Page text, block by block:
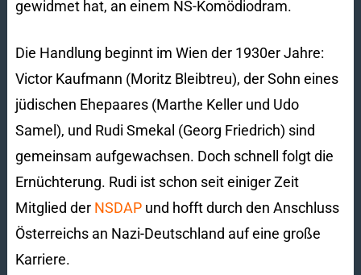
gewidmet hat, an einem NS-Komödiodram.
Die Handlung beginnt im Wien der 1930er Jahre:
Victor Kaufmann (Moritz Bleibtreu), der Sohn eines
jüdischen Ehepaares (Marthe Keller und Udo
Samel), und Rudi Smekal (Georg Friedrich) sind
gemeinsam aufgewachsen. Doch schnell folgt die
Ernüchterung. Rudi ist schon seit einiger Zeit
Mitglied der NSDAPund hofft durch den Anschluss
Österreichs an Nazi-Deutschland auf eine große
Karriere.